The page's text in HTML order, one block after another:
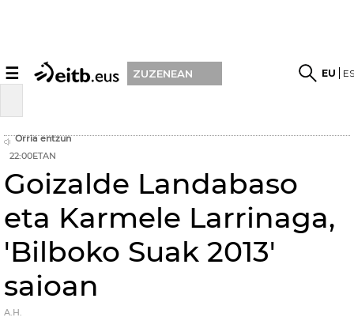
☰ ZUZENEAN EU
Orria entzun
22:00ETAN
Goizalde Landabaso
eta Karmele Larrinaga,
'Bilboko Suak 2013'
saioan
A.H.